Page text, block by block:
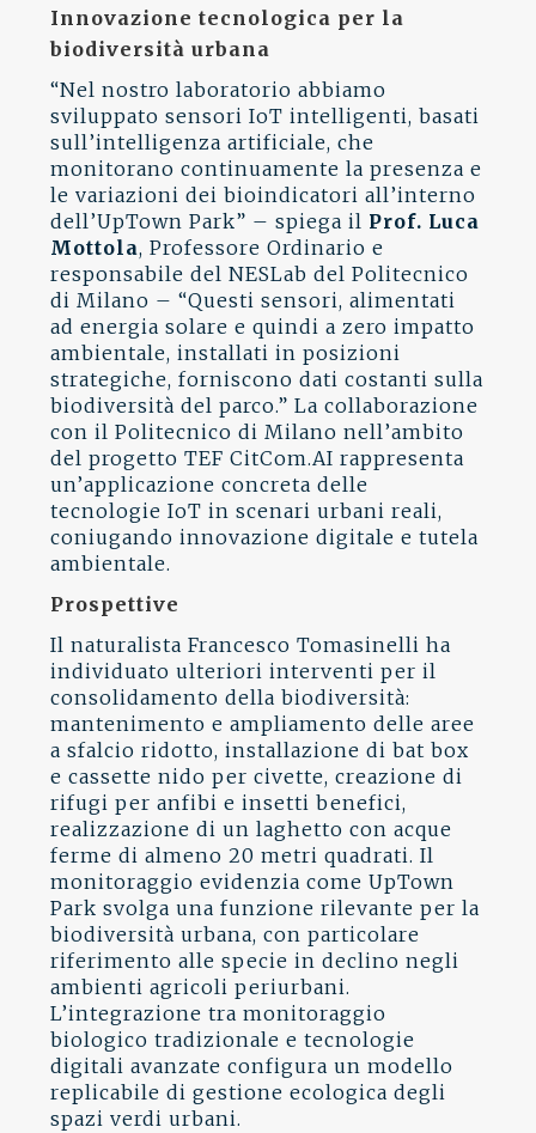
Innovazione tecnologica per la
biodiversità urbana
“Nel nostro laboratorio abbiamo
sviluppato sensori IoT intelligenti, basati
sull’intelligenza artificiale, che
monitorano continuamente la presenza e
le variazioni dei bioindicatori all’interno
dell’UpTown Park” – spiega il Prof. Luca
Mottola, Professore Ordinario e
responsabile del NESLab del Politecnico
di Milano – “Questi sensori, alimentati
ad energia solare e quindi a zero impatto
ambientale, installati in posizioni
strategiche, forniscono dati costanti sulla
biodiversità del parco.” La collaborazione
con il Politecnico di Milano nell’ambito
del progetto TEF CitCom.AI rappresenta
un’applicazione concreta delle
tecnologie IoT in scenari urbani reali,
coniugando innovazione digitale e tutela
ambientale.
Prospettive
Il naturalista Francesco Tomasinelli ha
individuato ulteriori interventi per il
consolidamento della biodiversità:
mantenimento e ampliamento delle aree
a sfalcio ridotto, installazione di bat box
e cassette nido per civette, creazione di
rifugi per anfibi e insetti benefici,
realizzazione di un laghetto con acque
ferme di almeno 20 metri quadrati. Il
monitoraggio evidenzia come UpTown
Park svolga una funzione rilevante per la
biodiversità urbana, con particolare
riferimento alle specie in declino negli
ambienti agricoli periurbani.
L’integrazione tra monitoraggio
biologico tradizionale e tecnologie
digitali avanzate configura un modello
replicabile di gestione ecologica degli
spazi verdi urbani.